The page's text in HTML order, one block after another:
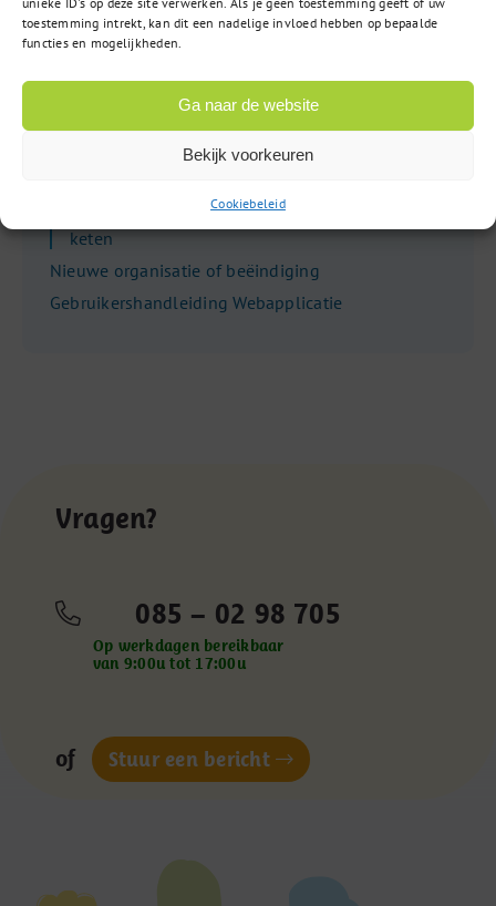
toestemming intrekt, kan dit een nadelige invloed hebben op bepaalde
functies en mogelijkheden.
Ga naar de website
Bekijk voorkeuren
Cookiebeleid
Gebruik veiligheidsnaalden
Bewaren vaccins
Bestellen drukwerk
In ontvangst nemen vaccins
Schade, onvolledigheid of onderbroken koude
keten
Nieuwe organisatie of beëindiging
Gebruikershandleiding Webapplicatie
Vragen?
085 – 02 98 705
Op werkdagen bereikbaar
van 9:00u tot 17:00u
of Stuur een bericht